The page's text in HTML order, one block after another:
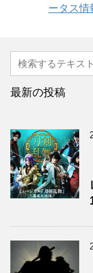
ータス情
最新の投稿